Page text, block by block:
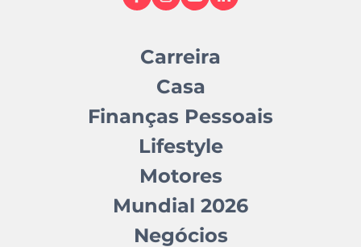
Carreira
Casa
Finanças Pessoais
Lifestyle
Motores
Mundial 2026
Negócios